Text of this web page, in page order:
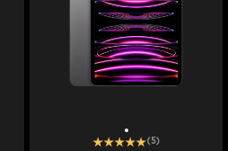
(5)